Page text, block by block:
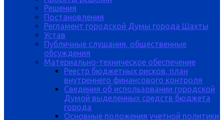
Решения
Постановления
Регламент городской Думы города Шахты
Устав
Публичные слушания, общественные
обсуждения
Материально-техническое обеспечение
Реестр бюджетных рисков, план
внутреннего финансового контроля
Сведения об использовании городской
Думой выделенных средств бюджета
города
Основные положения учетной политики